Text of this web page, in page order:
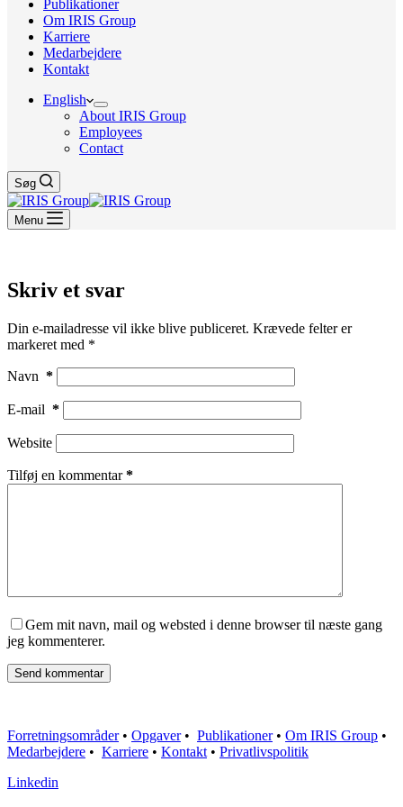
Publikationer
Om IRIS Group
Karriere
Medarbejdere
Kontakt
English
About IRIS Group
Employees
Contact
Søg
Menu
Skriv et svar
Din e-mailadresse vil ikke blive publiceret. Krævede felter er
markeret med *
Navn *
E-mail *
Website
Tilføj en kommentar*
Gem mit navn, mail og websted i denne browser til næste gang
jeg kommenterer.
Send kommentar
Forretningsområder• Opgaver• Publikationer• Om IRIS Group •
Medarbejdere • Karriere • Kontakt • Privatlivspolitik
Linkedin